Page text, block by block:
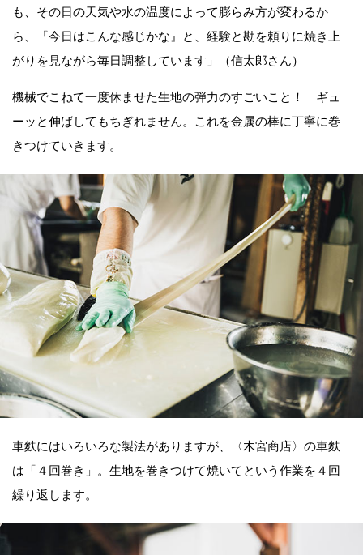
も、その日の天気や水の温度によって膨らみ方が変わるか
ら、『今日はこんな感じかな』と、経験と勘を頼りに焼き上
がりを見ながら毎日調整しています」（信太郎さん）
機械でこねて一度休ませた生地の弾力のすごいこと！ ギュ
ーッと伸ばしてもちぎれません。これを金属の棒に丁寧に巻
きつけていきます。
車麩にはいろいろな製法がありますが、〈木宮商店〉の車麩
は「４回巻き」。生地を巻きつけて焼いてという作業を４回
繰り返します。